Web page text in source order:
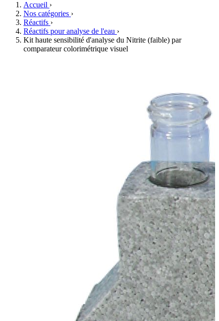
Accueil ›
Nos catégories ›
Réactifs ›
Réactifs pour analyse de l'eau ›
Kit haute sensibilité d'analyse du Nitrite (faible) par
comparateur colorimétrique visuel